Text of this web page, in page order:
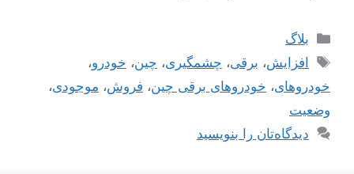
دسته‌ها
بلاگ
برچسب‌ها
افزایش، برقی، چشمگیری، چین، خودرو،
خودروهای، خودروهای برقی چین، فروش، موجودی،
وضعیت
دیدگاه‌تان را بنویسید